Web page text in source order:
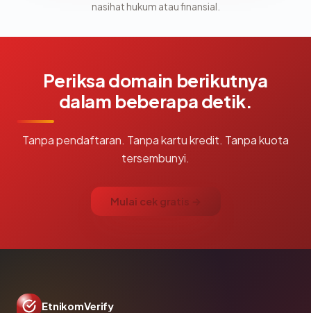
nasihat hukum atau finansial.
Periksa domain berikutnya
dalam beberapa detik.
Tanpa pendaftaran. Tanpa kartu kredit. Tanpa kuota
tersembunyi.
Mulai cek gratis →
EtnikomVerify